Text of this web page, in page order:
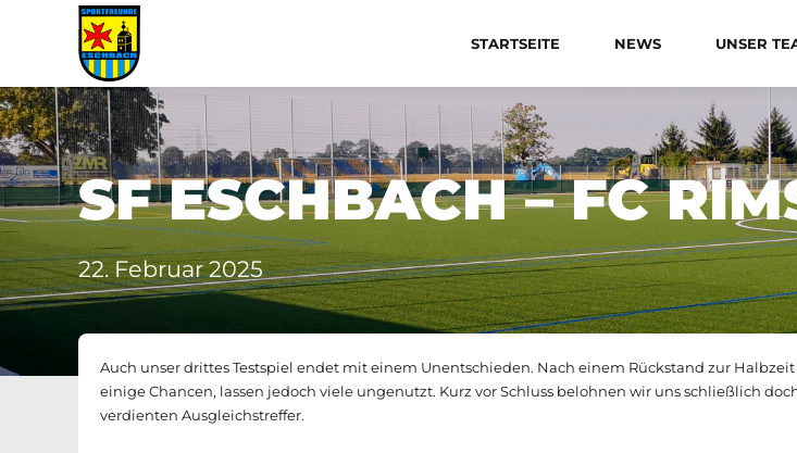
STARTSEITE NEWS UNSER
SF ESCHBACH – FC
22. Februar 2025
Auch unser drittes Testspiel endet mit einem Unentschieden. Nach einem Rückstand zur
einige Chancen, lassen jedoch viele ungenutzt. Kurz vor Schluss belohnen wir uns schließlich
verdienten Ausgleichstreffer.